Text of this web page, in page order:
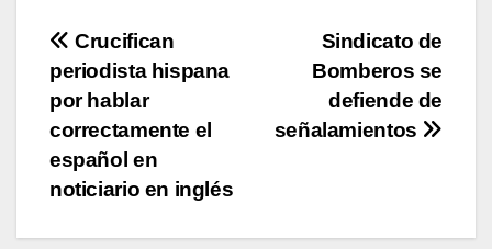
Navegación
de
entradas
Sindicato de
Bomberos se
defiende de
señalamientos
Crucifican
periodista hispana
por hablar
correctamente el
español en
noticiario en inglés